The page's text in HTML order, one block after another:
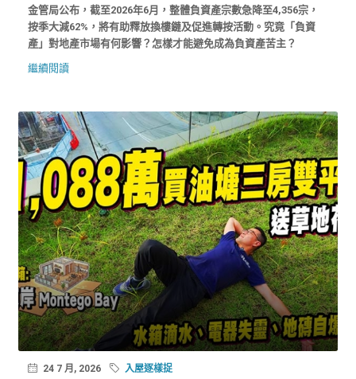
金管局公布，截至2026年6月，整體負資產宗數急降至4,356宗，
按季大減62%，將有助釋放換樓鏈及促進轉按活動。究竟「負資
產」對地產市場有何影響？怎樣才能避免成為負資產苦主？
繼續閱讀
24 7 月, 2026 入屋逐樣捉